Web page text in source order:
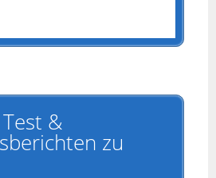
&
zu